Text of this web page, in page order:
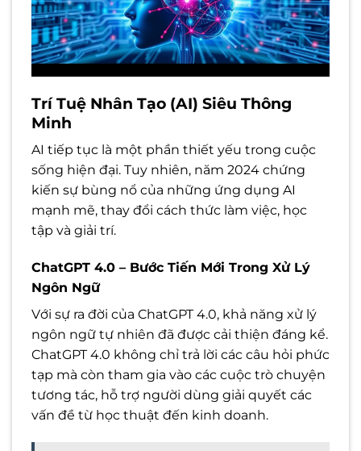
Trí Tuệ Nhân Tạo (AI) Siêu Thông
Minh
AI tiếp tục là một phần thiết yếu trong cuộc
sống hiện đại. Tuy nhiên, năm 2024 chứng
kiến sự bùng nổ của những ứng dụng AI
mạnh mẽ, thay đổi cách thức làm việc, học
tập và giải trí.
ChatGPT 4.0 – Bước Tiến Mới Trong Xử Lý
Ngôn Ngữ
Với sự ra đời của ChatGPT 4.0, khả năng xử lý
ngôn ngữ tự nhiên đã được cải thiện đáng kể.
ChatGPT 4.0 không chỉ trả lời các câu hỏi phức
tạp mà còn tham gia vào các cuộc trò chuyện
tương tác, hỗ trợ người dùng giải quyết các
vấn đề từ học thuật đến kinh doanh.